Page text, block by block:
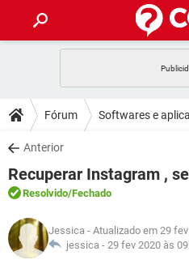
CELULAR
OUTLOOK
INSTAGRAM
GUIA DE COMPRAS
DICAS
JOGOS
OUTLOOK
INSTAGRAM
GUIA DE COMPRAS
DOWNLOADS
JOGOS
CELULAR
OUTLOOK
INSTAGRAM
FÓRUM
JOGOS
CELULAR
GLOSSÁRIO
JOGOS
Fórum Softwares e
Anterior
Recuperar Instagram ,
Resolvido/Fechado
Jessica - Atualizado em 29
jessica - 29 fev 2020 às